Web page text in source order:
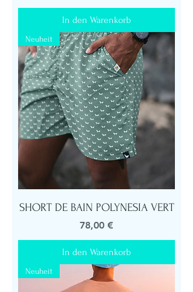
In den Warenkorb
Neuheit
SHORT DE BAIN POLYNESIA VERT
Preis
78,00 €
In den Warenkorb
Neuheit